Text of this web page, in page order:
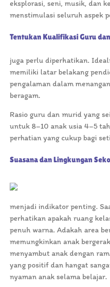
eksplorasi, seni, musik, dan
menstimulasi seluruh aspek
Tentukan Kualifikasi Guru
juga perlu diperhatikan.
memiliki latar belakang
pengalaman dalam
beragam.
Rasio guru dan murid yang
untuk 8–10 anak usia 4–5
perhatian yang cukup bagi
Suasana dan Lingkungan
menjadi indikator penting.
perhatikan apakah ruang
penuh warna. Adakah area
memungkinkan anak
menyambut anak dengan
yang positif dan hangat
nyaman anak selama belajar.